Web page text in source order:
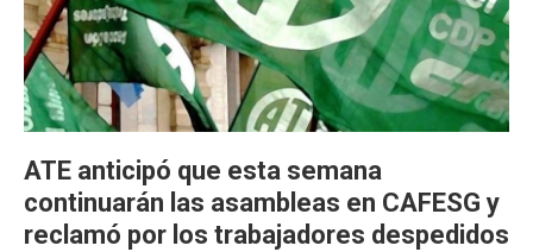
ATE anticipó que esta semana
continuarán las asambleas en CAFESG y
reclamó por los trabajadores despedidos